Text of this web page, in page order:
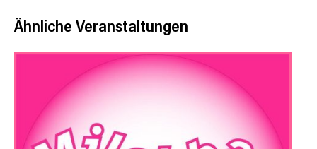
Ähnliche Veranstaltungen